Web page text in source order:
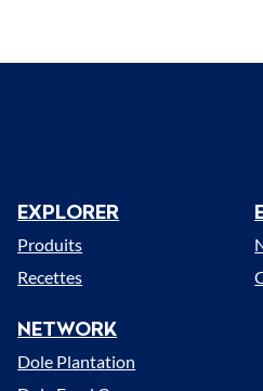
Menu
EXPLORER
Produits
Recettes
NETWORK
Dole Plantation